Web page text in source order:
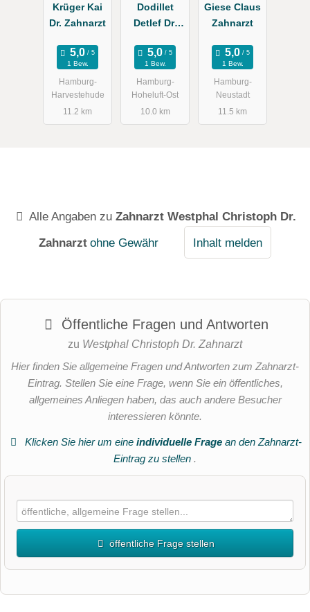
Krüger Kai
Dr. Zahnarzt
1 Bew.
Hamburg-
Harvestehude
11.2 km
Dodillet
Detlef Dr.
1 Bew.
Hamburg-
Hoheluft-Ost
10.0 km
Giese Claus
Zahnarzt
1 Bew.
Hamburg-
Neustadt
11.5 km
Alle Angaben zuZahnarzt Westphal Christoph Dr.
Zahnarzt ohne Gewähr Inhalt melden
Öffentliche Fragen und Antworten
zu Westphal Christoph Dr. Zahnarzt
Hier finden Sie allgemeine Fragen und Antworten zum Zahnarzt-
Eintrag. Stellen Sie eine Frage, wenn Sie ein öffentliches,
allgemeines Anliegen haben, das auch andere Besucher
interessieren könnte.
Klicken Sie hier um eine individuelle Fragean den Zahnarzt-
Eintrag zu stellen .
öffentliche Frage stellen